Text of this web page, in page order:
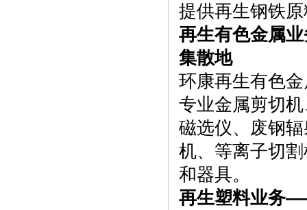
提供再生钢铁
再生有色金属
集散地
环康再生有色
专业金属剪切
磁选仪、废钢
机、等离子切
和器具。
再生塑料业务